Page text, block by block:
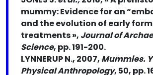
mummy: Evidence for an
and the evolution of early
treatments », Journal of
Science, pp. 191-200.
LYNNERUP N., 2007, Mummies.
Physical Anthropology, 50, pp.